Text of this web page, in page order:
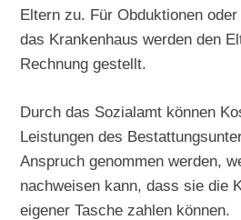
Eltern zu. Für Obduktionen
das Krankenhaus werden den
Rechnung gestellt.
Durch das Sozialamt können
Leistungen des
Anspruch genommen werden,
nachweisen kann, dass sie die
eigener Tasche zahlen können.